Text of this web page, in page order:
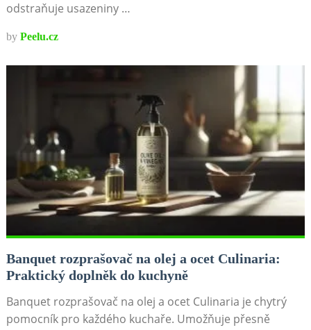
odstraňuje usazeniny …
by Peelu.cz
Banquet rozprašovač na olej a ocet Culinaria:
Praktický doplněk do kuchyně
Banquet rozprašovač na olej a ocet Culinaria je chytrý
pomocník pro každého kuchaře. Umožňuje přesně